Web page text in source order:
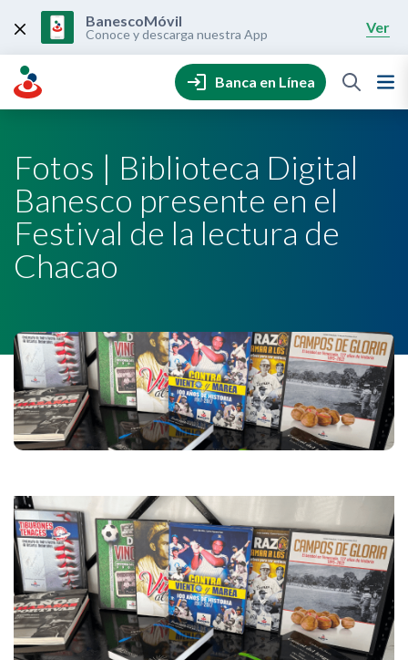
content
BanescoMóvil
Conoce y descarga nuestra App Ver
Banca en Línea
Fotos | Biblioteca Digital
Banesco presente en el
Festival de la lectura de
Chacao